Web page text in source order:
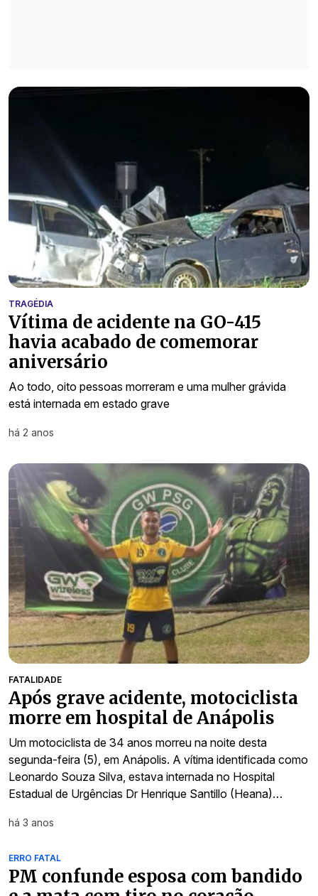
TRAGÉDIA
Vítima de acidente na GO-415
havia acabado de comemorar
aniversário
Ao todo, oito pessoas morreram e uma mulher grávida
está internada em estado grave
há 2 anos
FATALIDADE
Após grave acidente, motociclista
morre em hospital de Anápolis
Um motociclista de 34 anos morreu na noite desta
segunda-feira (5), em Anápolis. A vítima identificada como
Leonardo Souza Silva, estava internada no Hospital
Estadual de Urgências Dr Henrique Santillo (Heana)…
há 3 anos
ERRO FATAL
PM confunde esposa com bandido